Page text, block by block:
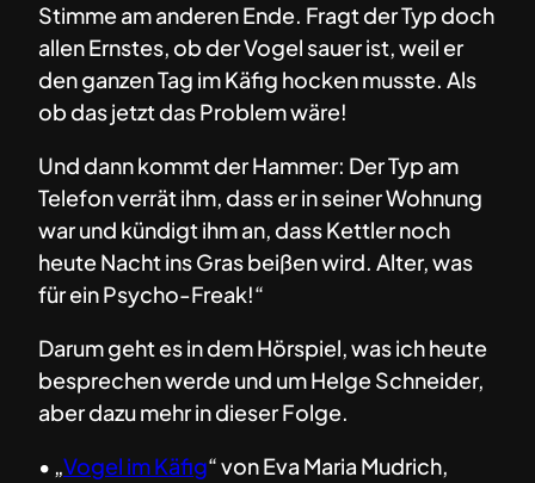
Stimme am anderen Ende. Fragt der Typ doch
allen Ernstes, ob der Vogel sauer ist, weil er
den ganzen Tag im Käfig hocken musste. Als
ob das jetzt das Problem wäre!
Und dann kommt der Hammer: Der Typ am
Telefon verrät ihm, dass er in seiner Wohnung
war und kündigt ihm an, dass Kettler noch
heute Nacht ins Gras beißen wird. Alter, was
für ein Psycho-Freak!“
Darum geht es in dem Hörspiel, was ich heute
besprechen werde und um Helge Schneider,
aber dazu mehr in dieser Folge.
• „Vogel im Käfig“ von Eva Maria Mudrich,